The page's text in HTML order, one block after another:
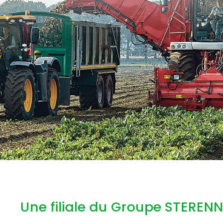
Une filiale du Groupe STERENN